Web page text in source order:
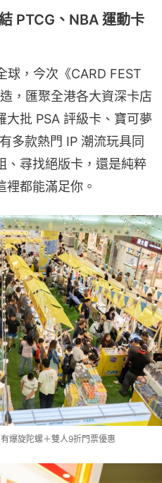
PTCG、NBA 運動卡
球，今次《CARD FEST
，匯聚全港各大資深卡店
大批 PSA 評級卡、寶可夢
多款熱門 IP 潮流玩具同
、尋找絕版卡，還是純粹
裡都能滿足你。
爆旋陀螺＋雙人9折門票優惠